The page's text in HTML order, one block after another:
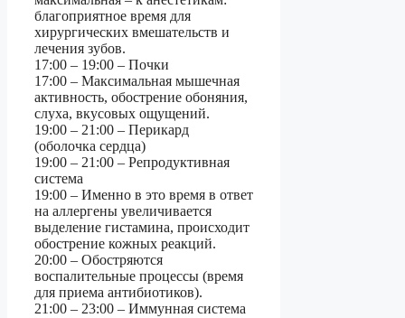
благоприятное время для
хирургических вмешательств и
лечения зубов.
17:00 – 19:00 – Почки
17:00 – Максимальная мышечная
активность, обострение обоняния,
слуха, вкусовых ощущений.
19:00 – 21:00 – Перикард
(оболочка сердца)
19:00 – 21:00 – Репродуктивная
система
19:00 – Именно в это время в ответ
на аллергены увеличивается
выделение гистамина, происходит
обострение кожных реакций.
20:00 – Обостряются
воспалительные процессы (время
для приема антибиотиков).
21:00 – 23:00 – Иммунная система